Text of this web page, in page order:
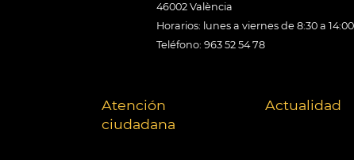
46002 València
Horarios: lunes a viernes de 8:30 a
Teléfono: 963 52 54 78
Atención
ciudadana
Actualidad